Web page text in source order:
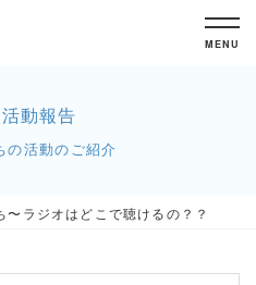
MENU
活動報告
の活動のご紹介
〜ラジオはどこで聴けるの？？